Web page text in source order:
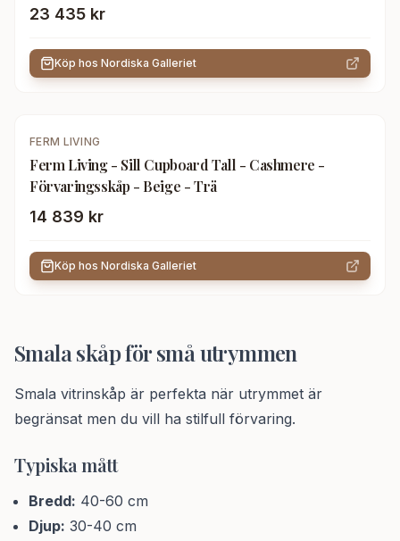
23 435 kr
Köp hos Nordiska Galleriet
FERM LIVING
Ferm Living - Sill Cupboard Tall - Cashmere -
Förvaringsskåp - Beige - Trä
14 839 kr
Köp hos Nordiska Galleriet
Smala skåp för små utrymmen
Smala vitrinskåp är perfekta när utrymmet är
begränsat men du vill ha stilfull förvaring.
Typiska mått
Bredd: 40-60 cm
Djup: 30-40 cm